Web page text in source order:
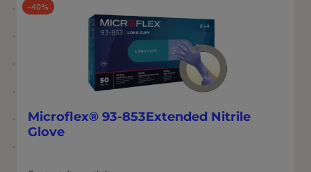
40
Microflex® 93-853Extended Nitrile
Glove